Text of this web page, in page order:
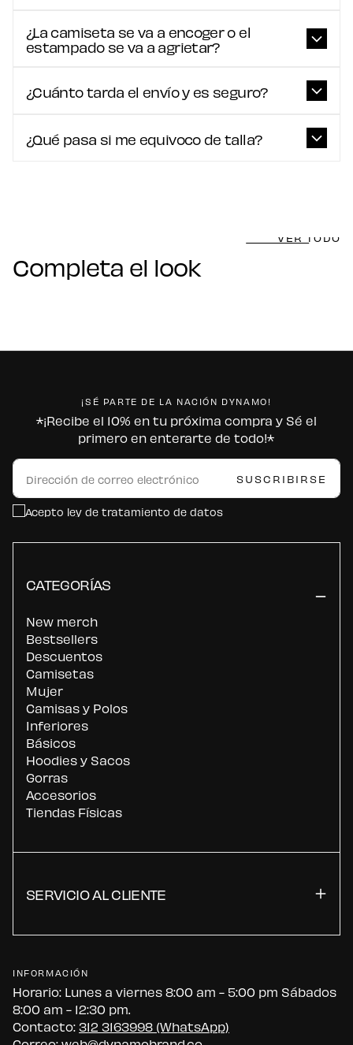
¿La camiseta se va a encoger o el
estampado se va a agrietar?
¿Cuánto tarda el envío y es seguro?
¿Qué pasa si me equivoco de talla?
Completa el look
VER TODO
¡SÉ PARTE DE LA NACIÓN DYNAMO!
*¡Recibe el 10% en tu próxima compra y Sé el
primero en enterarte de todo!*
CORREO
ELECTRÓNICO SUSCRIBIRSE
Acepto ley de tratamiento de datos
CATEGORÍAS
New merch
Bestsellers
Descuentos
Camisetas
Mujer
Camisas y Polos
Inferiores
Básicos
Hoodies y Sacos
Gorras
Accesorios
Tiendas Físicas
SERVICIO AL CLIENTE
INFORMACIÓN
Horario: Lunes a viernes 8:00 am - 5:00 pm Sábados
8:00 am - 12:30 pm.
Contacto:312 3163998 (WhatsApp)